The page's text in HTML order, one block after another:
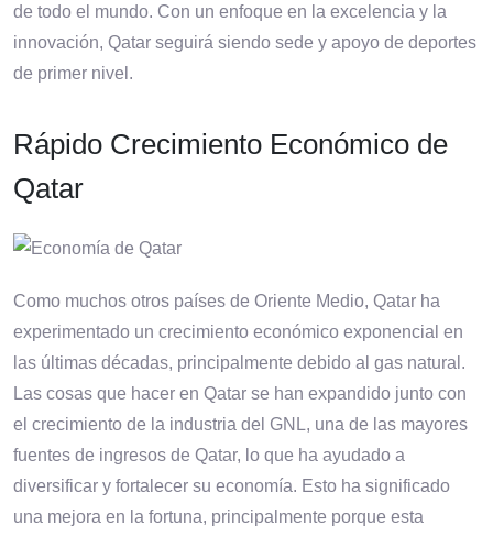
de todo el mundo. Con un enfoque en la excelencia y la
innovación, Qatar seguirá siendo sede y apoyo de deportes
de primer nivel.
Rápido Crecimiento Económico de
Qatar
Como muchos otros países de Oriente Medio, Qatar ha
experimentado un crecimiento económico exponencial en
las últimas décadas, principalmente debido al gas natural.
Las cosas que hacer en Qatar se han expandido junto con
el crecimiento de la industria del GNL, una de las mayores
fuentes de ingresos de Qatar, lo que ha ayudado a
diversificar y fortalecer su economía. Esto ha significado
una mejora en la fortuna, principalmente porque esta